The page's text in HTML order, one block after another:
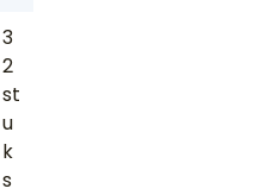
3
2
st
u
k
s